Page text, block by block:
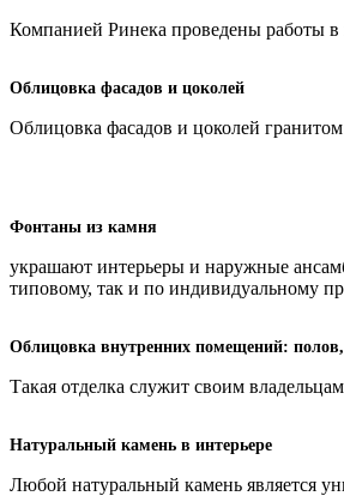
Компанией Ринека проведены работы в
Облицовка фасадов и цоколей
Облицовка фасадов и цоколей
Фонтаны из камня
украшают интерьеры и наружные
типовому, так и по индивидуальному
Облицовка внутренних помещений: полов,
Такая отделка служит своим
Натуральный камень в интерьере
Любой натуральный камень является